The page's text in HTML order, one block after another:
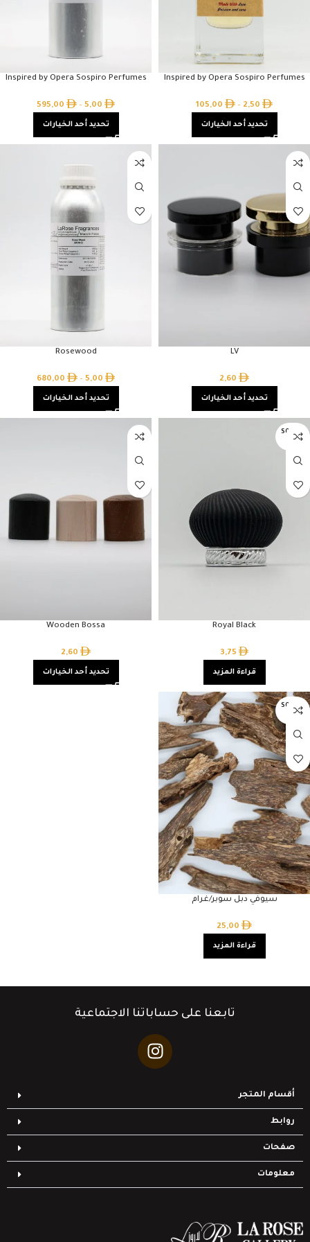
Inspired by Opera Sospiro Perfumes
2,50
–
105,00
تحديد أحد الخيارات
Inspired by Opera Sospiro Perfumes
5,00
–
595,00
تحديد أحد الخيارات
LV
2,60
تحديد أحد الخيارات
Rosewood
5,00
–
680,00
تحديد أحد الخيارات
SOLD O
UT
Royal Black
3,75
قراءة المزيد
Wooden Bossa
2,60
تحديد أحد الخيارات
SOLD O
UT
سيوفي دبل سوبر/غرام
25,00
قراءة المزيد
تابعنا على حساباتنا الاجتماعية
أقسام المتجر
روابط
صفحات
معلومات